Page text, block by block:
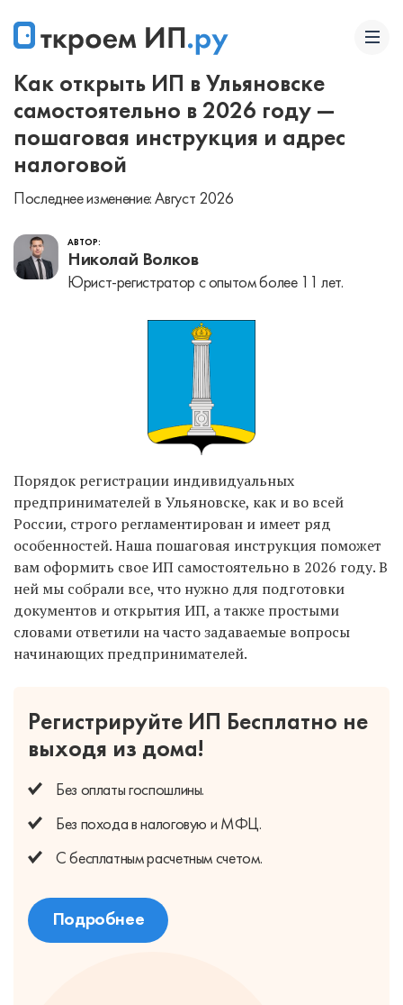
Как открыть ИП в Ульяновске
самостоятельно в 2026 году —
пошаговая инструкция и адрес
налоговой
Последнее изменение: Август 2026
АВТОР:
Николай Волков
Юрист-регистратор с опытом более 11 лет.
Порядок регистрации индивидуальных
предпринимателей в Ульяновске, как и во всей
России, строго регламентирован и имеет ряд
особенностей. Наша пошаговая инструкция поможет
вам оформить свое ИП самостоятельно в 2026 году. В
ней мы собрали все, что нужно для подготовки
документов и открытия ИП, а также простыми
словами ответили на часто задаваемые вопросы
начинающих предпринимателей.
Регистрируйте ИП Бесплатно не
выходя из дома!
Без оплатыгоспошлины.
Без походав налоговую и МФЦ.
С бесплатнымрасчетным счетом.
Подробнее